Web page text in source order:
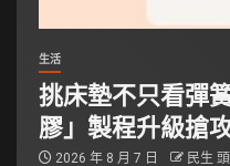
生活
挑床墊不只看彈
膠」製程升級搶
2026 年 8 月 7 日 民生